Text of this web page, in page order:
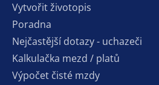
Vytvořit životopis
Poradna
Nejčastější dotazy - uchazeči
Kalkulačka mezd / platů
Výpočet čisté mzdy